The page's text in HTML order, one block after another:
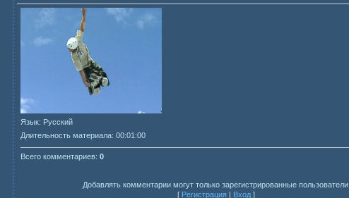
Язык: Русский
Длительность материала: 00:01:00
Всего комментариев: 0
Добавлять комментарии могут только зарегистрированные пользователи.
[ Регистрация | Вход ]